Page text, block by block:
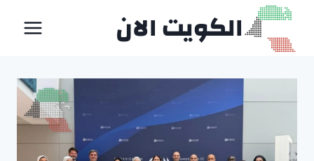
التجاوز
المحتوى
الكويت الان